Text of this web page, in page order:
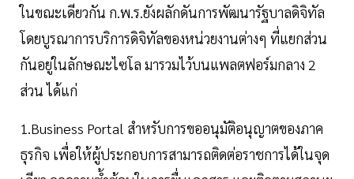
ในขณะเดียวกัน ก.พ.ร.ยังผลักดันการพัฒนารัฐบาลดิจิทัล
โดยบูรณาการบริการดิจิทัลของหน่วยงานต่างๆ ที่แยกส่วน
กันอยู่ในลักษณะไซโล มารวมไว้บนแพลตฟอร์มกลาง 2
ส่วน ได้แก่
1.Business Portal สำหรับการขออนุมัติอนุญาตของภาค
ธุรกิจ เพื่อให้ผู้ประกอบการสามารถติดต่อราชการได้ในจุด